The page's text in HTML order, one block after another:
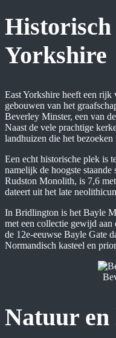
Yorkshire
East Yorkshire heeft een rijk
gebouwen van het
Beverley Minster, een van
Naast de vele prachtige
landhuizen die het
Een echt historische plek is
namelijk de hoogste
Rudston Monolith, is 7,6
dateert uit het late
In Bridlington is het Bayle
met een collectie gewijd
de 12e-eeuwse Bayle Gate
Normandisch kasteel en
Natuur en